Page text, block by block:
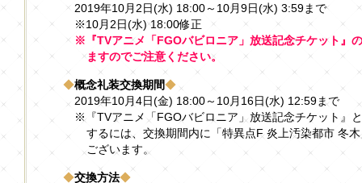
2019年10月2日(水) 18:00～10月9日(水) 3:59まで
※10月2日(水) 18:00修正
※『TVアニメ「FGOバビロニア」放送記念チケット』
ますのでご注意ください。
◆概念礼装交換期間◆
2019年10月4日(金) 18:00～10月16日(水) 12:59まで
※『TVアニメ「FGOバビロニア」放送記念チケット』
するには、交換期間内に「特異点F 炎上汚染都市 冬
ございます。
◆交換方法◆